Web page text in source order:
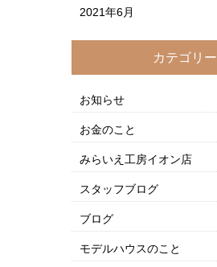
2021年6月
カテゴリー
お知らせ
お金のこと
みらいえ工房イオン店
スタッフブログ
ブログ
モデルハウスのこと